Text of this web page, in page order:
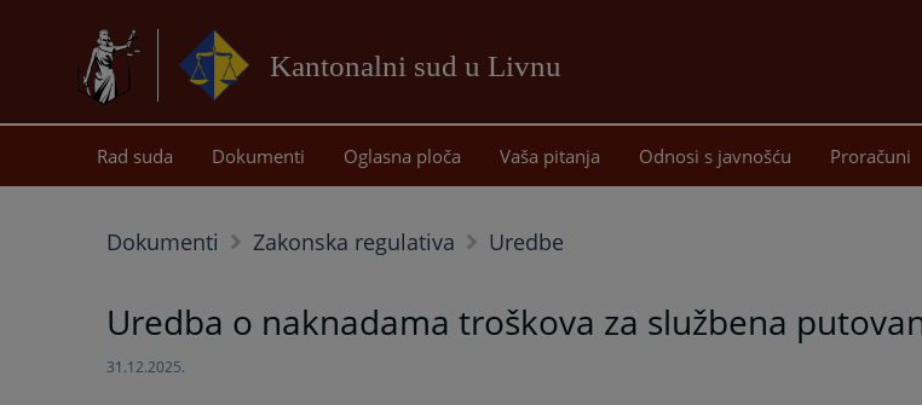
Kantonalni sud u Livnu
sadržaj
Rad suda Dokumenti Oglasna ploča Vaša pitanja Odnosi s javnošću Proračuni
Dokumenti Zakonska regulativa Uredbe
Uredba o naknadama troškova za službena
31.12.2025.